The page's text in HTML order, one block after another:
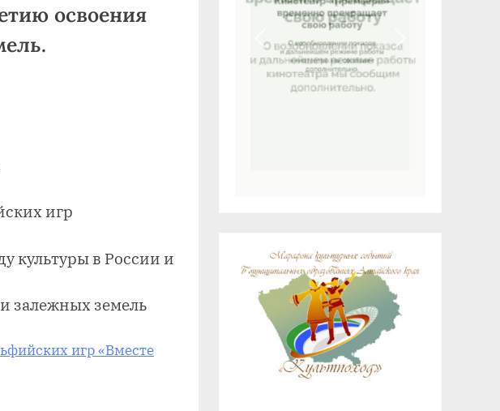
освоения
игр
культуры в России и
залежных земель
игр «Вместе